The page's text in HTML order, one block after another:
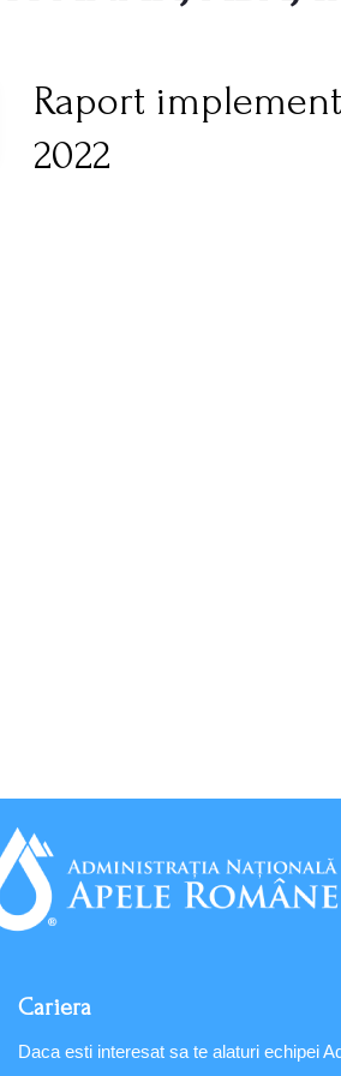
Raport
2022
Cariera
Daca esti interesat sa te alaturi echipei